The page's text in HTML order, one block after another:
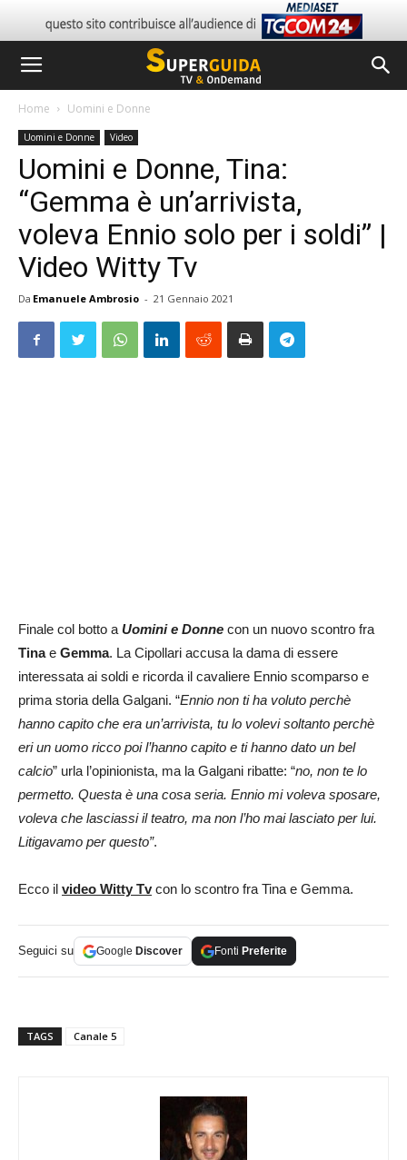
Home Uomini e Donne
Uomini e Donne Video
Uomini e Donne, Tina:
“Gemma è un’arrivista,
voleva Ennio solo per i soldi” |
Video Witty Tv
Da Emanuele Ambrosio - 21 Gennaio 2021
Finale col botto aUomini e Donne con un nuovo scontro fra
Tinae Gemma. La Cipollari accusa la dama di essere
interessata ai soldi e ricorda il cavaliere Ennio scomparso e
prima storia della Galgani. “Ennio non ti ha voluto perchè
hanno capito che era un’arrivista, tu lo volevi soltanto perchè
eri un uomo ricco poi l’hanno capito e ti hanno dato un bel
calcio” urla l’opinionista, ma la Galgani ribatte: “no, non te lo
permetto. Questa è una cosa seria. Ennio mi voleva sposare,
voleva che lasciassi il teatro, ma non l’ho mai lasciato per lui.
Litigavamo per questo”.
Ecco il video Witty Tvcon lo scontro fra Tina e Gemma.
Seguici su Google Discover Fonti Preferite
TAGS Canale 5